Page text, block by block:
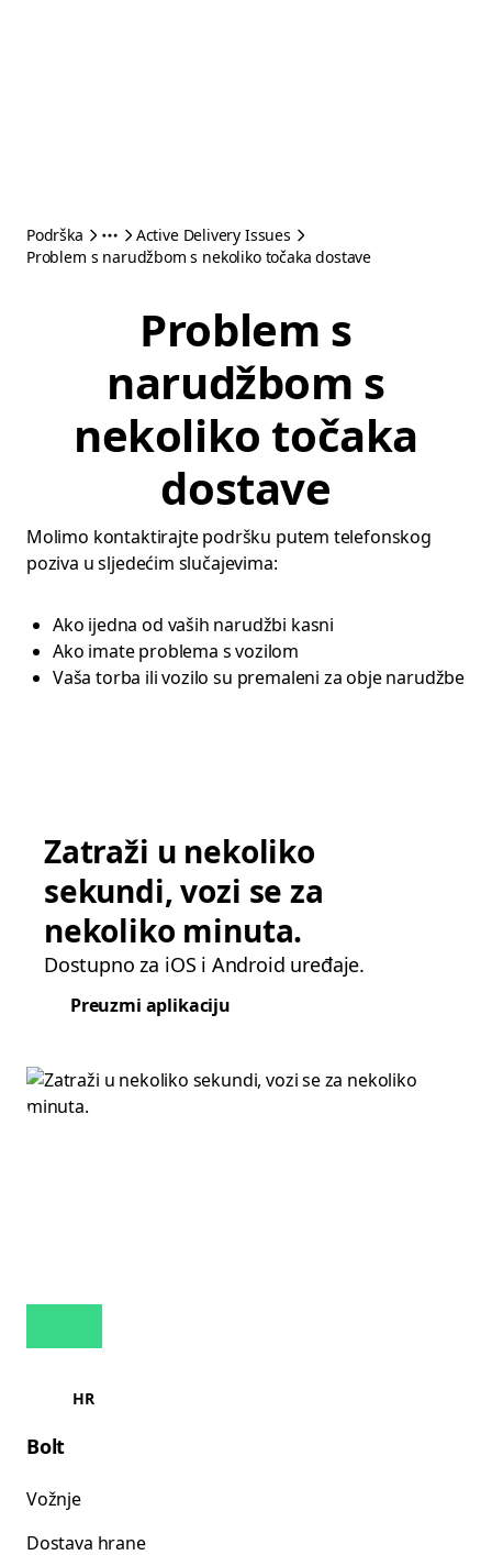
Podrška
Active Delivery Issues
Problem s narudžbom s nekoliko točaka dostave
Problem s
narudžbom s
nekoliko točaka
dostave
Molimo kontaktirajte podršku putem telefonskog
poziva u sljedećim slučajevima:
Ako ijedna od vaših narudžbi kasni
Ako imate problema s vozilom
Vaša torba ili vozilo su premaleni za obje narudžbe
Zatraži u nekoliko
sekundi, vozi se za
nekoliko minuta.
Dostupno za iOS i Android uređaje.
Preuzmi aplikaciju
HR
Bolt
Vožnje
Dostava hrane